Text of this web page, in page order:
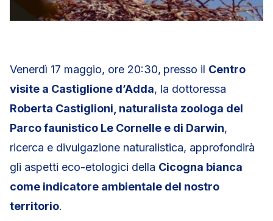
Venerdì 17 maggio, ore 20:30, presso il Centro
visite a Castiglione d’Adda, la dottoressa
Roberta Castiglioni, naturalista zoologa del
Parco faunistico Le Cornelle e di Darwin,
ricerca e divulgazione naturalistica, approfondirà
gli aspetti eco-etologici della Cicogna bianca
come indicatore ambientale del nostro
territorio.